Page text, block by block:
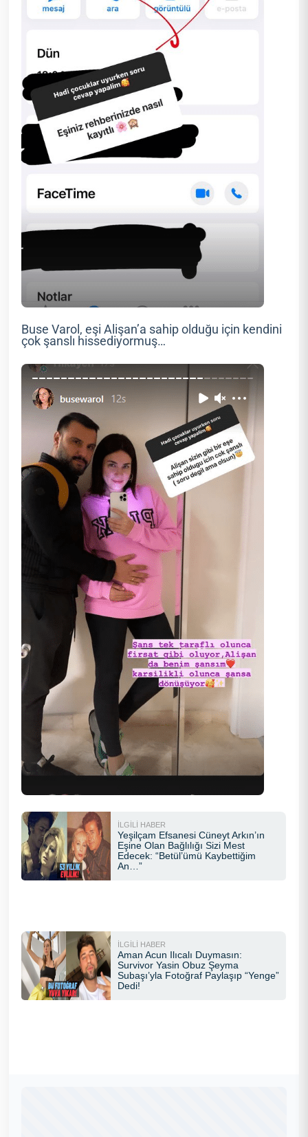
Buse Varol, eşi Alişan’a sahip olduğu için kendini
çok şanslı hissediyormuş…